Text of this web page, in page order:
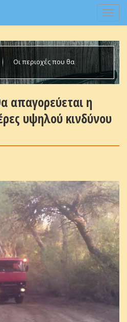
Οι περιοχές που θα
απαγορεύεται η
υψηλού κινδύνου